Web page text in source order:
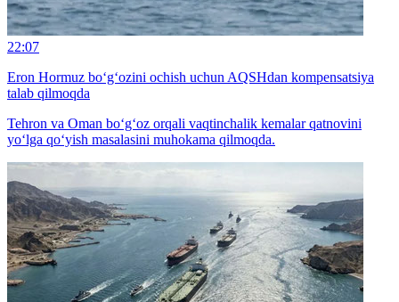
22:07
Eron Hormuz bo‘g‘ozini ochish uchun AQSHdan kompensatsiya
talab qilmoqda
Tehron va Oman bo‘g‘oz orqali vaqtinchalik kemalar qatnovini
yo‘lga qo‘yish masalasini muhokama qilmoqda.